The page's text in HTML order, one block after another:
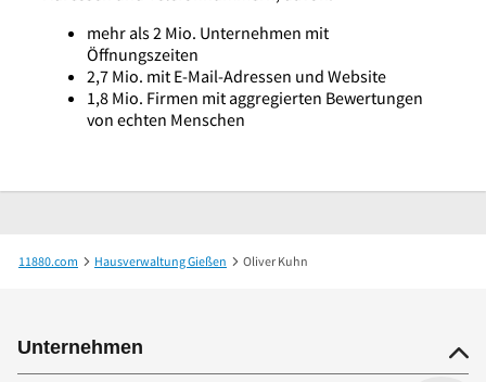
mehr als 2 Mio. Unternehmen mit
Öffnungszeiten
2,7 Mio. mit E-Mail-Adressen und Website
1,8 Mio. Firmen mit aggregierten Bewertungen
von echten Menschen
11880.com Hausverwaltung Gießen Oliver Kuhn
Unternehmen